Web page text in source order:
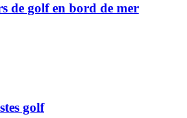
de golf en bord de mer
golf